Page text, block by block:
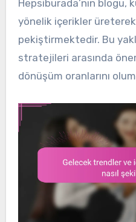
Hepsiburada’nın blogu,
yönelik içerikler
pekiştirmektedir. Bu
stratejileri arasında
dönüşüm oranlarını